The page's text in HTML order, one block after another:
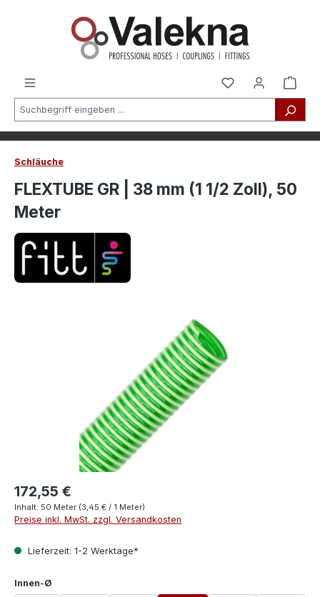
Schläuche
FLEXTUBE GR | 38 mm (1 1/2 Zoll), 50
Meter
172,55 €
Inhalt: 50 Meter (3,45 € / 1 Meter)
Preise inkl. MwSt. zzgl. Versandkosten
Lieferzeit: 1-2 Werktage*
Innen-Ø